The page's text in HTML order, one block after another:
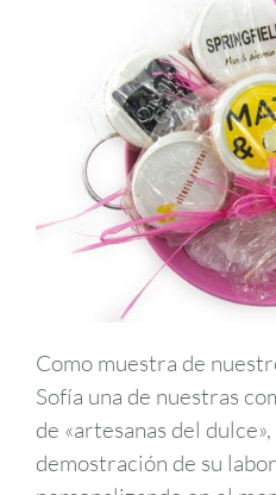
Como muestra de
Sofía una de nuestras
de «artesanas del
demostración de su